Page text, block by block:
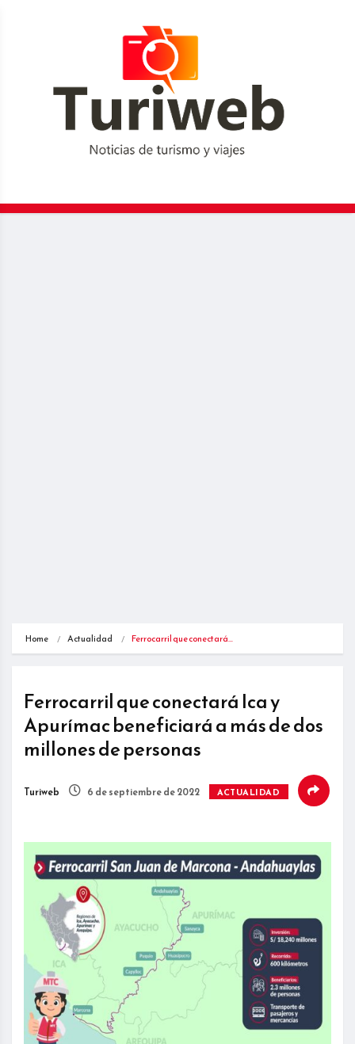
Home Actualidad Ferrocarril que conectará…
Ferrocarril que conectará Ica y
Apurímac beneficiará a más de dos
millones de personas
Turiweb 6 de septiembre de 2022 ACTUALIDAD